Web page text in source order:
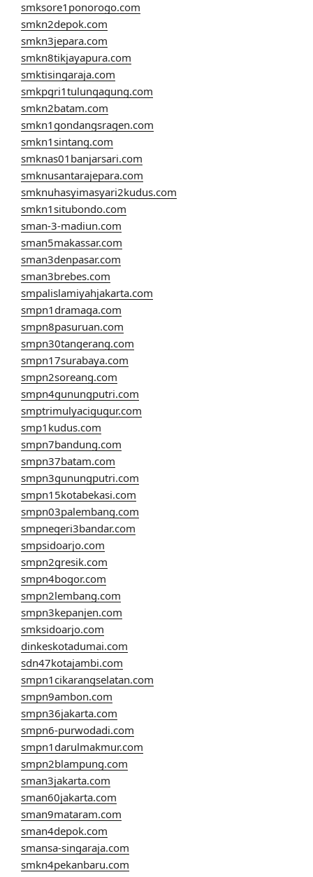
smksore1ponorogo.com
smkn2depok.com
smkn3jepara.com
smkn8tikjayapura.com
smktisingaraja.com
smkpgri1tulungagung.com
smkn2batam.com
smkn1gondangsragen.com
smkn1sintang.com
smknas01banjarsari.com
smknusantarajepara.com
smknuhasyimasyari2kudus.com
smkn1situbondo.com
sman-3-madiun.com
sman5makassar.com
sman3denpasar.com
sman3brebes.com
smpalislamiyahjakarta.com
smpn1dramaga.com
smpn8pasuruan.com
smpn30tangerang.com
smpn17surabaya.com
smpn2soreang.com
smpn4gunungputri.com
smptrimulyacigugur.com
smp1kudus.com
smpn7bandung.com
smpn37batam.com
smpn3gunungputri.com
smpn15kotabekasi.com
smpn03palembang.com
smpnegeri3bandar.com
smpsidoarjo.com
smpn2gresik.com
smpn4bogor.com
smpn2lembang.com
smpn3kepanjen.com
smksidoarjo.com
dinkeskotadumai.com
sdn47kotajambi.com
smpn1cikarangselatan.com
smpn9ambon.com
smpn36jakarta.com
smpn6-purwodadi.com
smpn1darulmakmur.com
smpn2blampung.com
sman3jakarta.com
sman60jakarta.com
sman9mataram.com
sman4depok.com
smansa-singaraja.com
smkn4pekanbaru.com